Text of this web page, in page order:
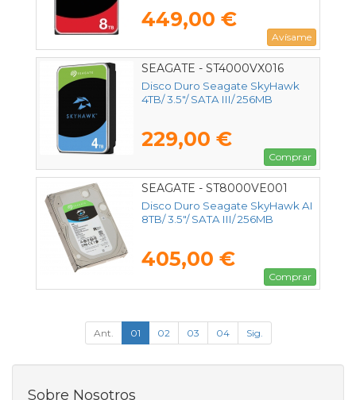
449,00 €
Avísame
SEAGATE - ST4000VX016
Disco Duro Seagate SkyHawk
4TB/ 3.5"/ SATA III/ 256MB
229,00 €
Comprar
SEAGATE - ST8000VE001
Disco Duro Seagate SkyHawk AI
8TB/ 3.5"/ SATA III/ 256MB
405,00 €
Comprar
Ant. 01 02 03 04 Sig.
Sobre Nosotros